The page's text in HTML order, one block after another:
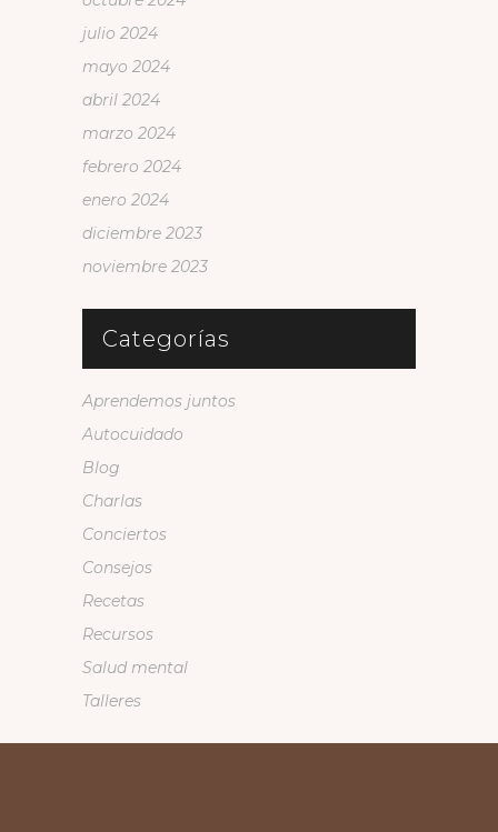
julio 2024
mayo 2024
abril 2024
marzo 2024
febrero 2024
enero 2024
diciembre 2023
noviembre 2023
Categorías
Aprendemos juntos
Autocuidado
Blog
Charlas
Conciertos
Consejos
Recetas
Recursos
Salud mental
Talleres